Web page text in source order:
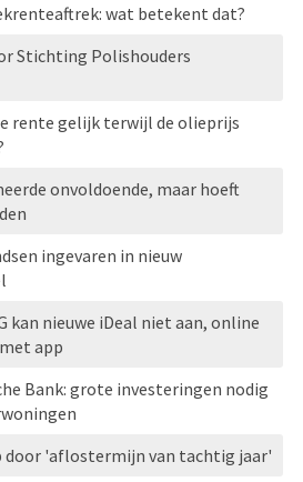
wat betekent dat?
Stichting Polishouders
rente gelijk terwijl de olieprijs
onvoldoende, maar hoeft
ingevaren in nieuw
kan nieuwe iDeal niet aan, online
app
Bank: grote investeringen nodig
door 'aflostermijn van tachtig jaar'